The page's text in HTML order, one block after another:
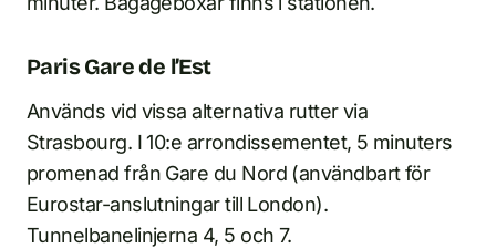
Paris Gare de l’Est
Används vid vissa alternativa rutter via
Strasbourg. I 10:e arrondissementet, 5 minuters
promenad från Gare du Nord (användbart för
Eurostar-anslutningar till London).
Tunnelbanelinjerna 4, 5 och 7.